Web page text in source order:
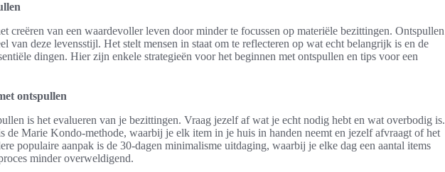
creëren van een waardevoller leven door minder te focussen op materiële bezittingen. Ontspullen
van deze levensstijl. Het stelt mensen in staat om te reflecteren op wat echt belangrijk is en de
dingen. Hier zijn enkele strategieën voor het beginnen met ontspullen en tips voor een
ontspullen
is het evalueren van je bezittingen. Vraag jezelf af wat je echt nodig hebt en wat overbodig is.
de Marie Kondo-methode, waarbij je elk item in je huis in handen neemt en jezelf afvraagt of het
populaire aanpak is de 30-dagen minimalisme uitdaging, waarbij je elke dag een aantal items
minder overweldigend.